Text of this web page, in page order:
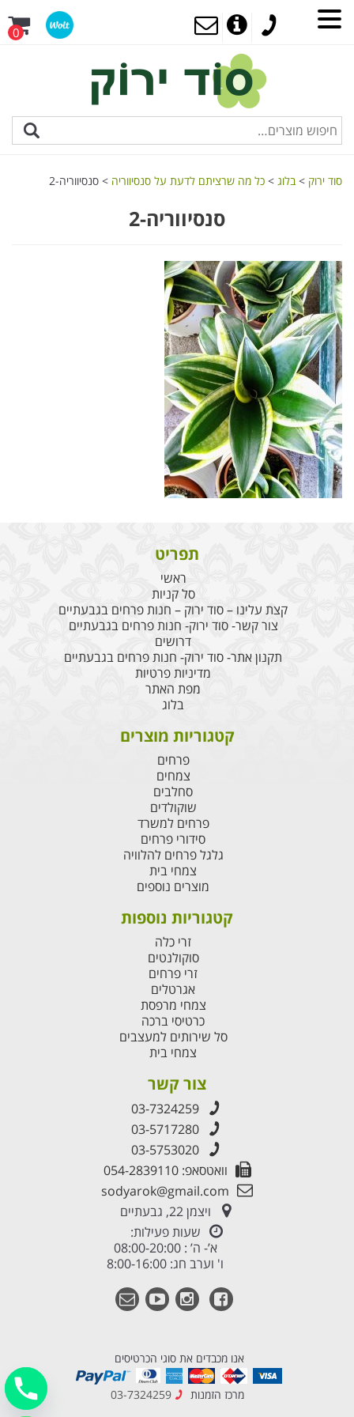
0
סוד ירוק >בלוג > כל מה שרציתם לדעת על סנסיווריה > סנסיווריה-2
סנסיווריה-2
תפריט
ראשי
סל קניות
קצת עלינו – סוד ירוק – חנות פרחים בגבעתיים
צור קשר- סוד ירוק- חנות פרחים בגבעתיים
דרושים
תקנון אתר- סוד ירוק- חנות פרחים בגבעתיים
מדיניות פרטיות
מפת האתר
בלוג
קטגוריות מוצרים
פרחים
צמחים
סחלבים
שוקולדים
פרחים למשרד
סידורי פרחים
גלגל פרחים להלוויה
צמחי בית
מוצרים נוספים
קטגוריות נוספות
זרי כלה
סוקולנטים
זרי פרחים
אגרטלים
צמחי מרפסת
כרטיסי ברכה
סל שירותים למעצבים
צמחי בית
צור קשר
03-7324259
03-5717280
03-5753020
וואטסאפ: 054-2839110
sodyarok@gmail.com
ויצמן 22, גבעתיים
שעות פעילות:
א’- ה’ : 08:00-20:00
ו' וערב חג: 8:00-16:00
אנו מכבדים את סוגי הכרטיסים
מרכז הזמנות 03-7324259